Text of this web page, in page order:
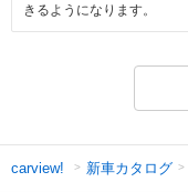
きるようになります。
carview! 新車カタログ